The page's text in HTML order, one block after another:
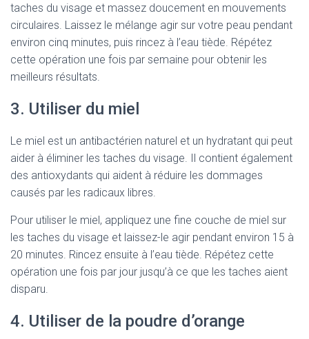
taches du visage et massez doucement en mouvements
circulaires. Laissez le mélange agir sur votre peau pendant
environ cinq minutes, puis rincez à l’eau tiède. Répétez
cette opération une fois par semaine pour obtenir les
meilleurs résultats.
3. Utiliser du miel
Le miel est un antibactérien naturel et un hydratant qui peut
aider à éliminer les taches du visage. Il contient également
des antioxydants qui aident à réduire les dommages
causés par les radicaux libres.
Pour utiliser le miel, appliquez une fine couche de miel sur
les taches du visage et laissez-le agir pendant environ 15 à
20 minutes. Rincez ensuite à l’eau tiède. Répétez cette
opération une fois par jour jusqu’à ce que les taches aient
disparu.
4. Utiliser de la poudre d’orange